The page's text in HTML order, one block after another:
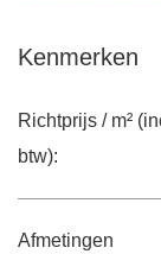
Kenmerken
Richtprijs / m²
btw):
Afmetingen